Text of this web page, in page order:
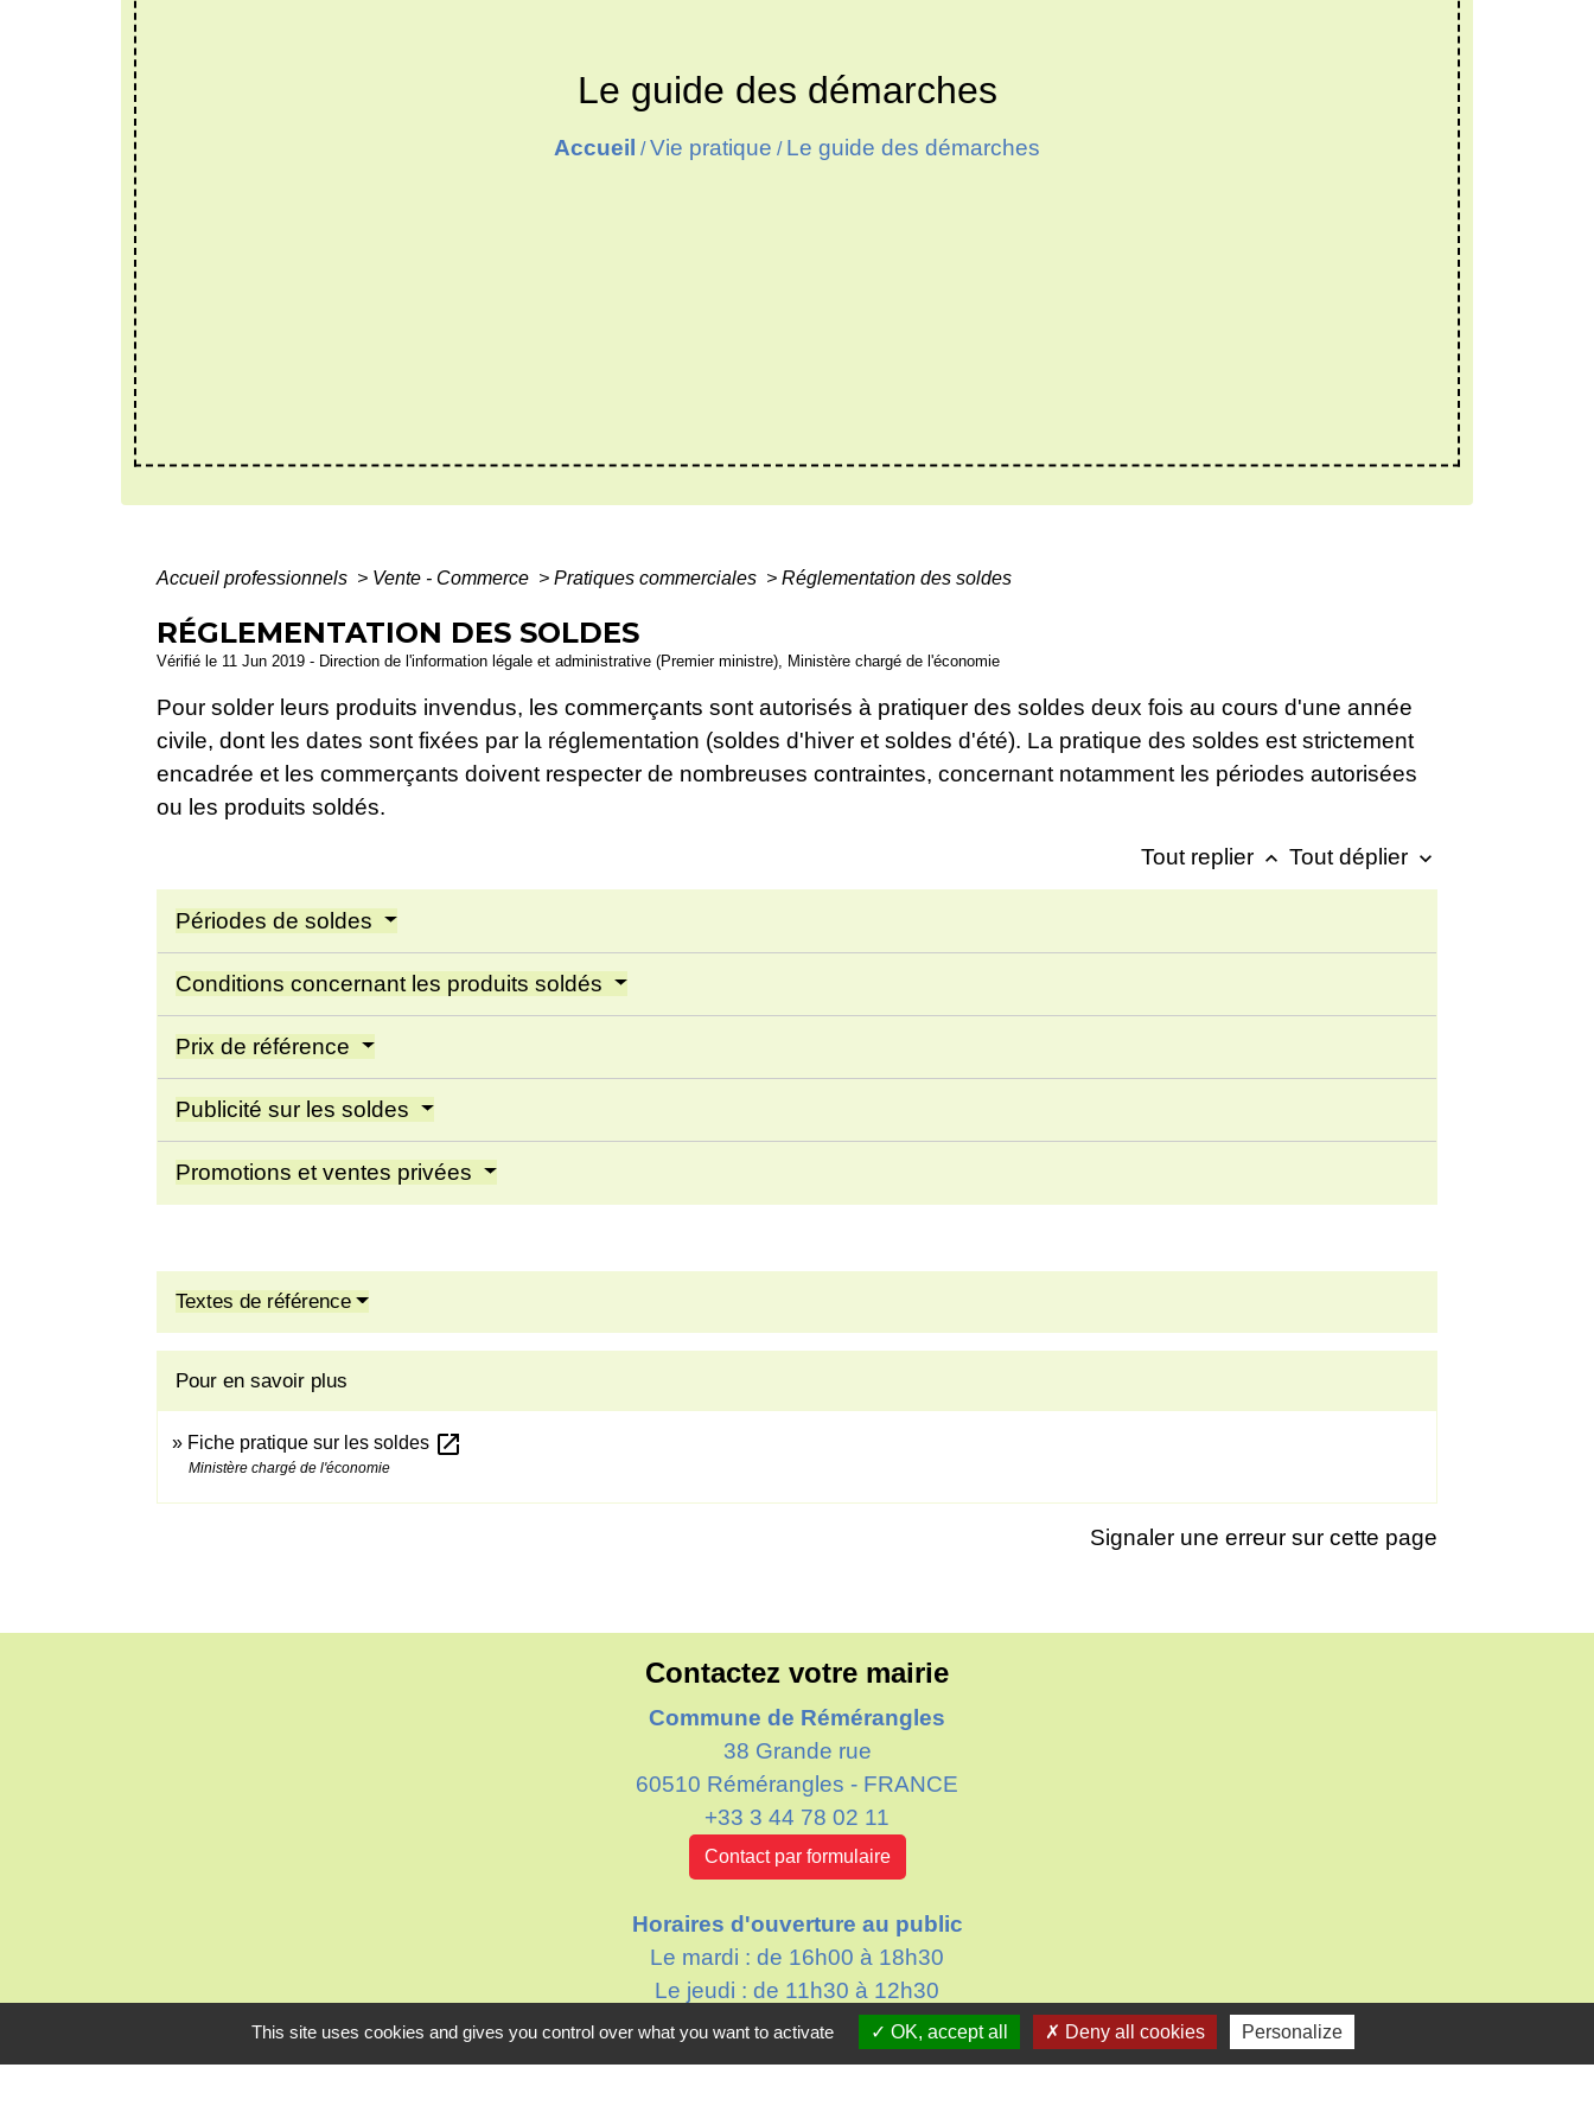
Le guide des démarches
Accueil /Vie pratique / Le guide des démarches
Accueil professionnels > Vente - Commerce > Pratiques commerciales > Réglementation des soldes
RÉGLEMENTATION DES SOLDES
Vérifié le 11 Jun 2019 - Direction de l'information légale et administrative (Premier ministre), Ministère chargé de l'économie
Pour solder leurs produits invendus, les commerçants sont autorisés à pratiquer des soldes deux fois au cours d'une année
civile, dont les dates sont fixées par la réglementation (soldes d'hiver et soldes d'été). La pratique des soldes est strictement
encadrée et les commerçants doivent respecter de nombreuses contraintes, concernant notamment les périodes autorisées
ou les produits soldés.
Tout replier keyboard_arrow_up Tout déplier keyboard_arrow_down
Périodes de soldes
Conditions concernant les produits soldés
Prix de référence
Publicité sur les soldes
Promotions et ventes privées
Textes de référence
Pour en savoir plus
Fiche pratique sur les soldes open_in_new
Ministère chargé de l'économie
Signaler une erreur sur cette page
Contactez votre mairie
Commune de Rémérangles
38 Grande rue
60510 Rémérangles - FRANCE
+33 3 44 78 02 11
Contact par formulaire
Horaires d'ouverture au public
Le mardi : de 16h00 à 18h30
Le jeudi : de 11h30 à 12h30
This site uses cookies and gives you control over what you want to activate OK, accept all Deny all cookies Personalize